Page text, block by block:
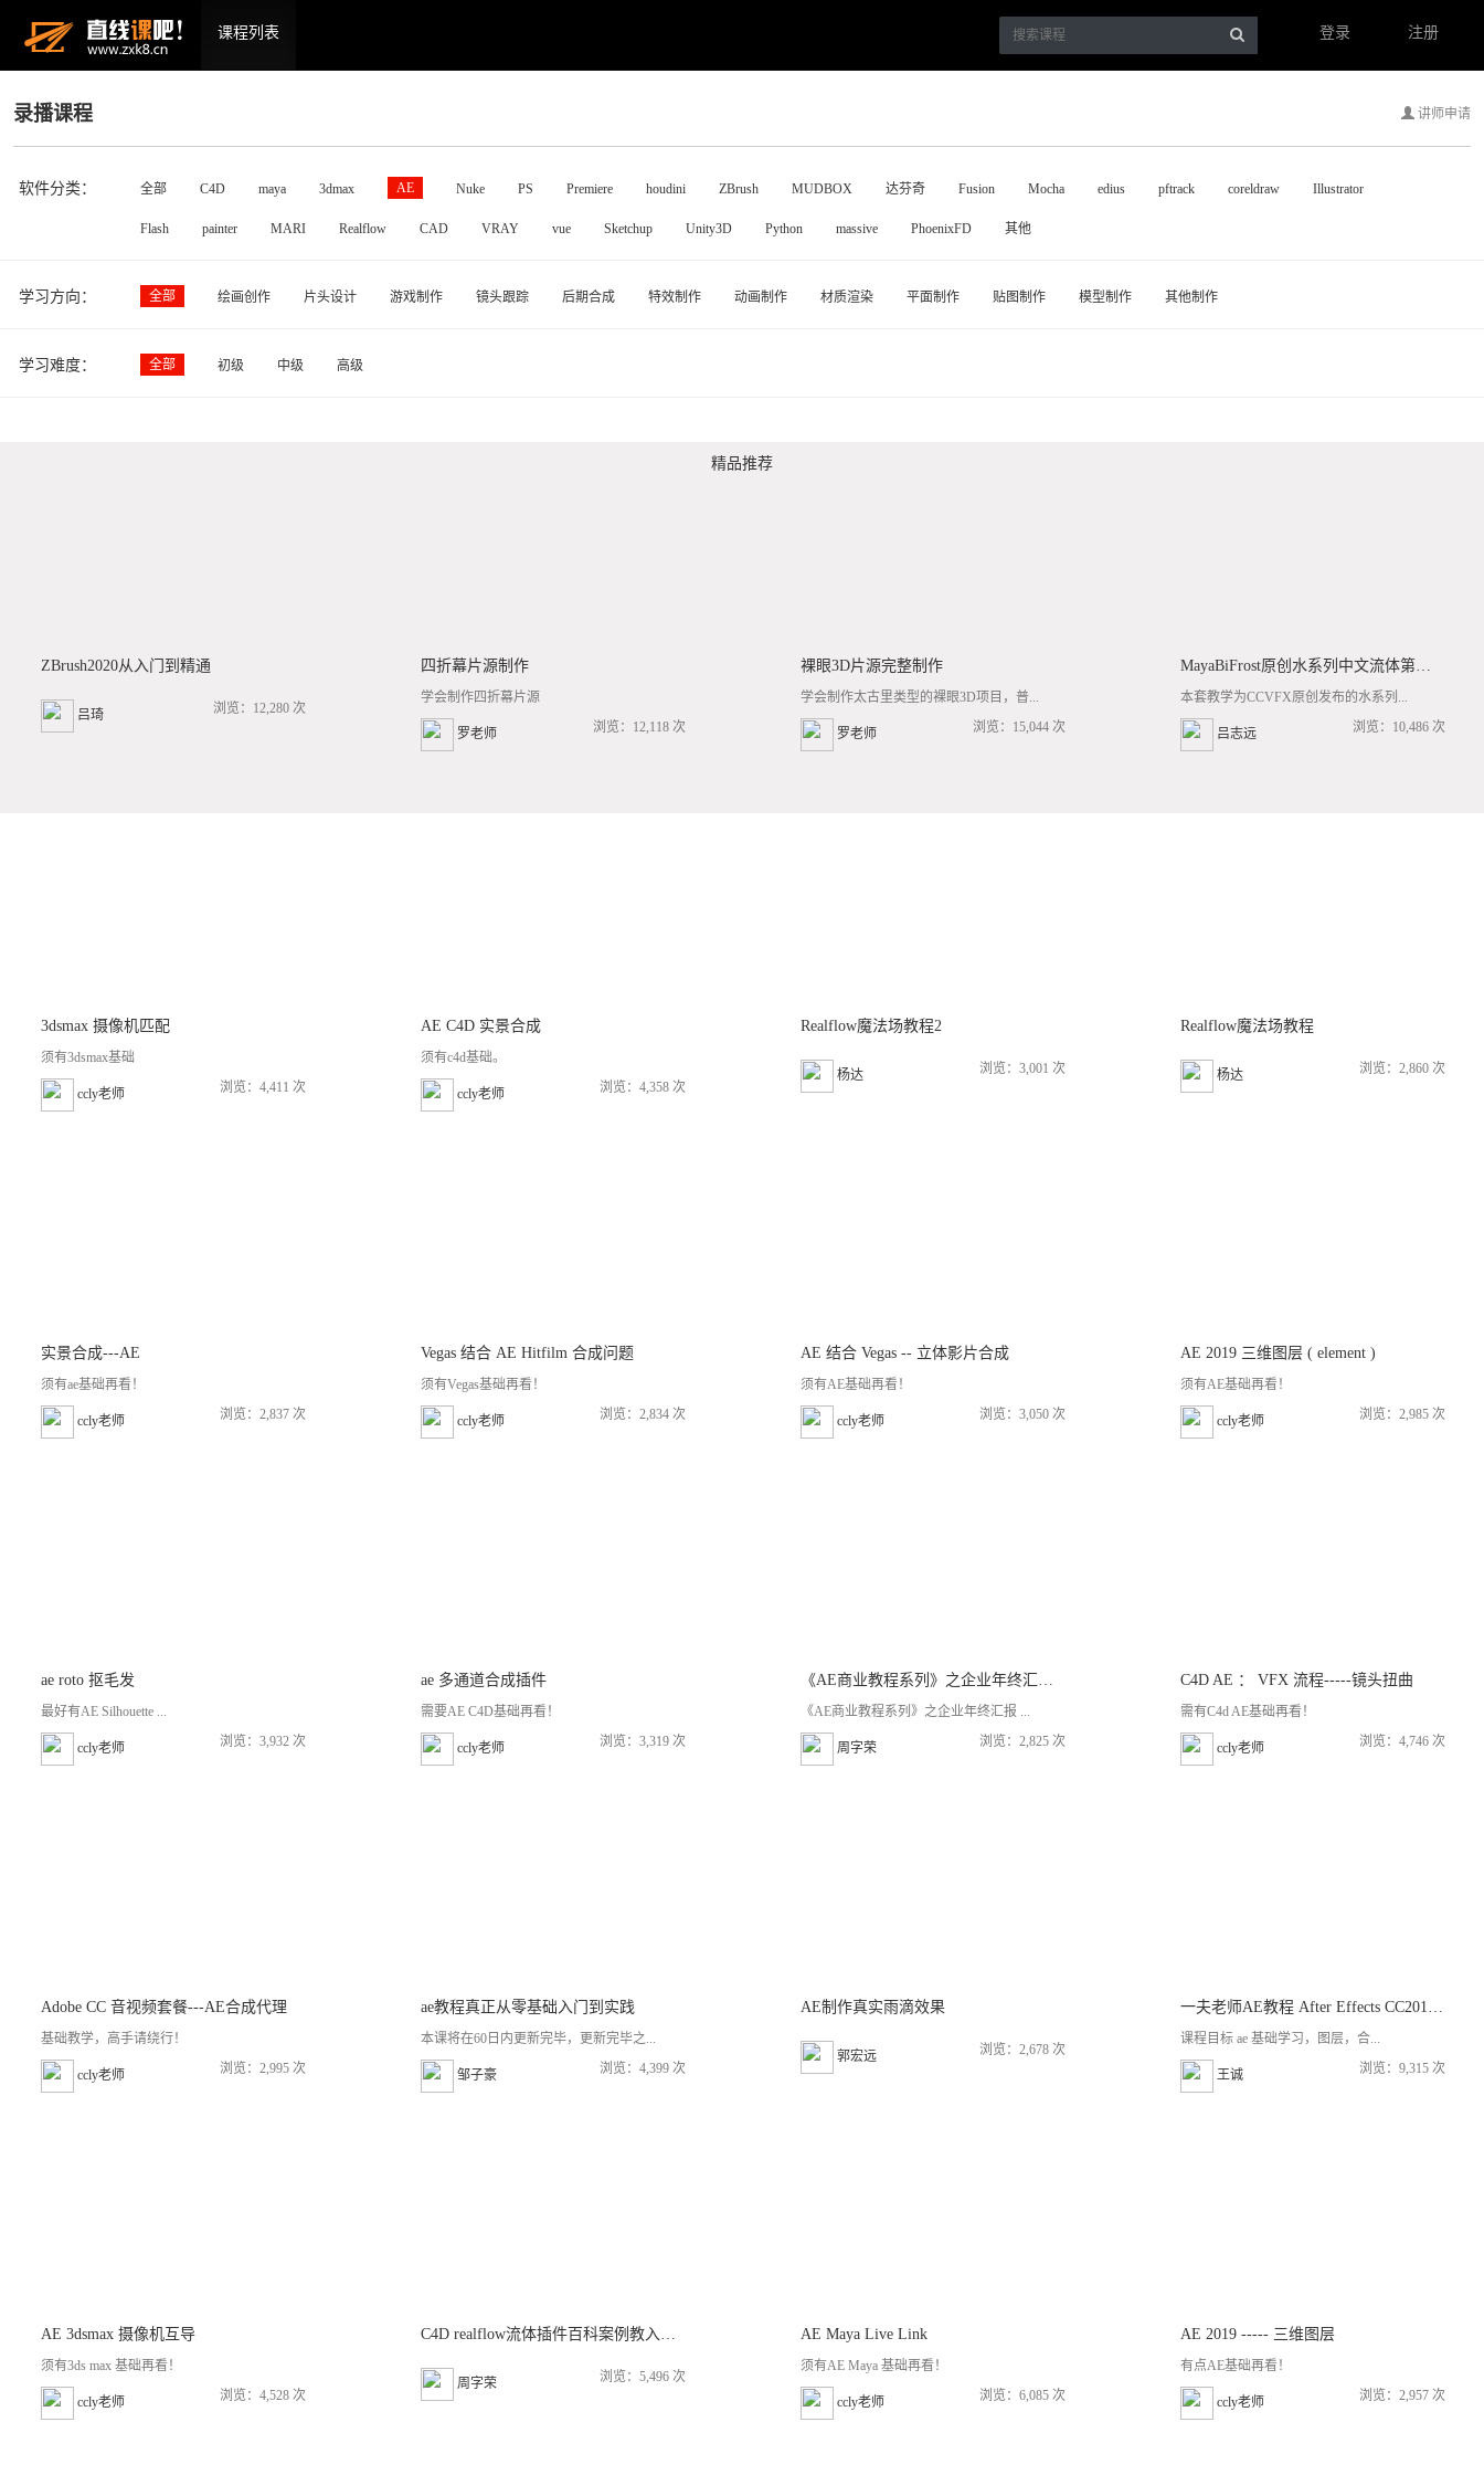
课程列表 登录 注册
录播课程 讲师申请
软件分类： 全部 C4D maya 3dmax AE Nuke PS Premiere houdini ZBrush MUDBOX 达芬奇 Fusion Mocha edius pftrack coreldraw Illustrator
Flash painter MARI Realflow CAD VRAY vue Sketchup Unity3D Python massive PhoenixFD 其他
学习方向： 全部 绘画创作 片头设计 游戏制作 镜头跟踪 后期合成 特效制作 动画制作 材质渲染 平面制作 贴图制作 模型制作 其他制作
学习难度： 全部 初级 中级 高级
精品推荐
ZBrush2020从入门到精通
吕琦 浏览：12,280 次
四折幕片源制作
学会制作四折幕片源
罗老师 浏览：12,118 次
裸眼3D片源完整制作
学会制作太古里类型的裸眼3D项目，普...
罗老师 浏览：15,044 次
MayaBiFrost原创水系列中文流体第三套BF基础/高阶案例全流程教学
本套教学为CCVFX原创发布的水系列...
吕志远 浏览：10,486 次
3dsmax 摄像机匹配
须有3dsmax基础
ccly老师 浏览：4,411 次
AE C4D 实景合成
须有c4d基础。
ccly老师 浏览：4,358 次
Realflow魔法场教程2
杨达 浏览：3,001 次
Realflow魔法场教程
杨达 浏览：2,860 次
实景合成---AE
须有ae基础再看！
ccly老师 浏览：2,837 次
Vegas 结合 AE Hitfilm 合成问题
须有Vegas基础再看！
ccly老师 浏览：2,834 次
AE 结合 Vegas -- 立体影片合成
须有AE基础再看！
ccly老师 浏览：3,050 次
AE 2019 三维图层 ( element )
须有AE基础再看！
ccly老师 浏览：2,985 次
ae roto 抠毛发
最好有AE Silhouette ...
ccly老师 浏览：3,932 次
ae 多通道合成插件
需要AE C4D基础再看！
ccly老师 浏览：3,319 次
《AE商业教程系列》之企业年终汇报 科技三维柱状图 全流程完整教程【5课时】
《AE商业教程系列》之企业年终汇报 ...
周字荣 浏览：2,825 次
C4D AE ： VFX 流程-----镜头扭曲
需有C4d AE基础再看！
ccly老师 浏览：4,746 次
Adobe CC 音视频套餐---AE合成代理
基础教学，高手请绕行！
ccly老师 浏览：2,995 次
ae教程真正从零基础入门到实践
本课将在60日内更新完毕，更新完毕之...
邹子豪 浏览：4,399 次
AE制作真实雨滴效果
郭宏远 浏览：2,678 次
一夫老师AE教程 After Effects CC2018全套视频特效零基础入门到精通教程
课程目标 ae 基础学习，图层，合...
王诚 浏览：9,315 次
AE 3dsmax 摄像机互导
须有3ds max 基础再看！
ccly老师 浏览：4,528 次
C4D realflow流体插件百科案例教入门到案例进阶已更新104课 不定期更新
周字荣 浏览：5,496 次
AE Maya Live Link
须有AE Maya 基础再看！
ccly老师 浏览：6,085 次
AE 2019 ----- 三维图层
有点AE基础再看！
ccly老师 浏览：2,957 次